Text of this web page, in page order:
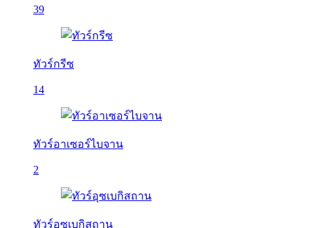
39
ทัวร์กรีซ
14
ทัวร์อาเซอร์ไบจาน
2
ทัวร์อุซเบกิสถาน